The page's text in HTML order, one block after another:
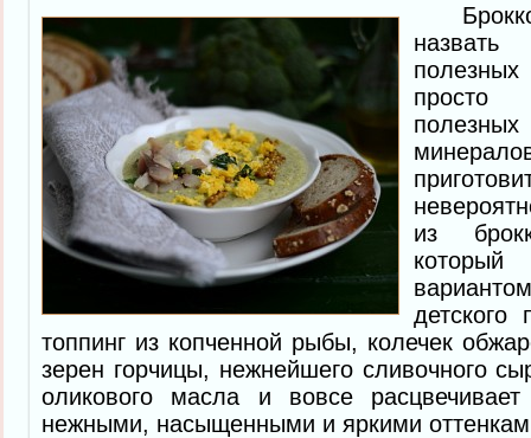
просто
из
детского
топпинг из копченной рыбы, колечек
зерен горчицы, нежнейшего сливочного
оликового масла и вовсе
нежными, насыщенными и яркими